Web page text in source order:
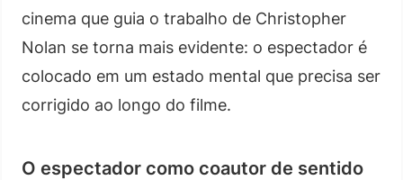
cinema que guia o trabalho de Christopher
Nolan se torna mais evidente: o espectador é
colocado em um estado mental que precisa ser
corrigido ao longo do filme.
O espectador como coautor de sentido